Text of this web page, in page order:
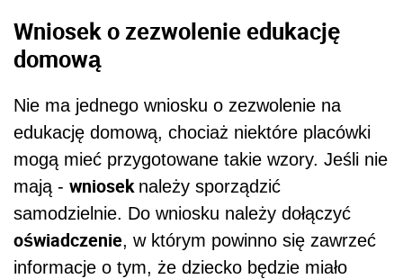
Wniosek o zezwolenie edukację
domową
Nie ma jednego wniosku o zezwolenie na
edukację domową, chociaż niektóre placówki
mogą mieć przygotowane takie wzory. Jeśli nie
mają - wniosek należy sporządzić
samodzielnie. Do wniosku należy dołączyć
oświadczenie, w którym powinno się zawrzeć
informacje o tym, że dziecko będzie miało